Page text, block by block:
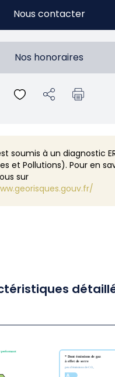
Nous contacter
Nos honoraires
soumis à un diagnostic
et Pollutions). Pour en
sur